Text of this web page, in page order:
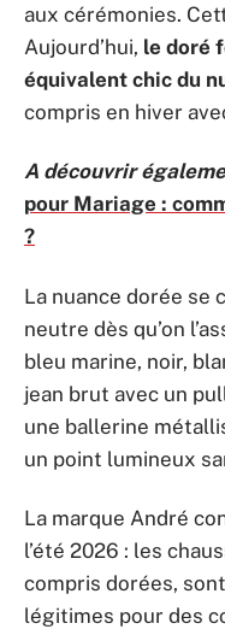
aux cérémonies.
Aujourd’hui, le doré
équivalent chic du
compris en hiver
A découvrir
pour Mariage :
?
La nuance dorée se
neutre dès qu’on
bleu marine, noir,
jean brut avec un
une ballerine
un point lumineux
La marque André
l’été 2026 : les
compris dorées,
légitimes pour des